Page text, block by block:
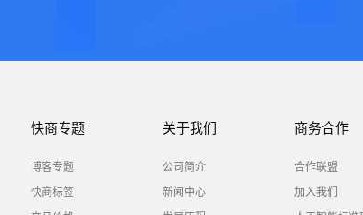
快商专题
博客专题
快商标签
关于我们
公司简介
新闻中心
商务合作
合作联盟
加入我们